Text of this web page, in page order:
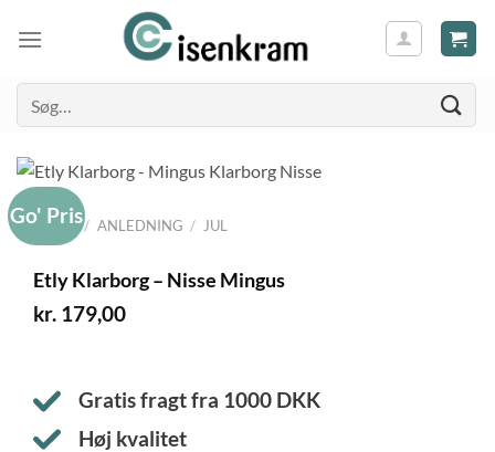
efter:
FORSIDE / ANLEDNING / JUL
Go' Pris
Etly Klarborg – Nisse Mingus
kr. 179,00
Gratis fragt fra 1000 DKK
Høj kvalitet